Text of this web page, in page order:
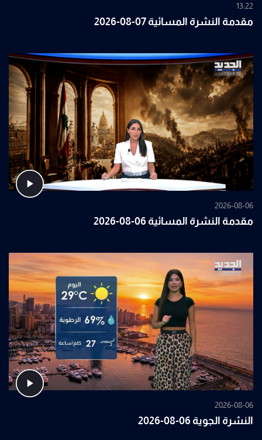
13:22
مقدمة النشرة المسائية 07-08-2026
2026-08-06
مقدمة النشرة المسائية 06-08-2026
2026-08-06
النشرة الجوية 06-08-2026